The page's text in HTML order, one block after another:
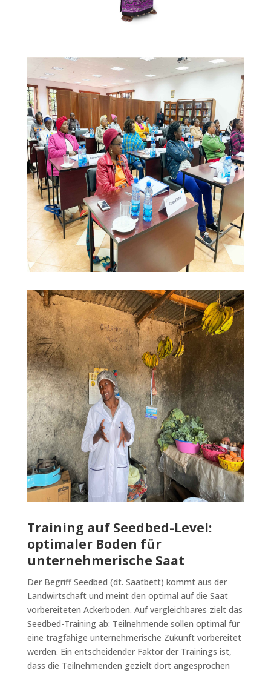
Training auf Seedbed-Level:
optimaler Boden für
unternehmerische Saat
Der Begriff Seedbed (dt. Saatbett) kommt aus der
Landwirtschaft und meint den optimal auf die Saat
vorbereiteten Ackerboden. Auf vergleichbares zielt das
Seedbed-Training ab: Teilnehmende sollen optimal für
eine tragfähige unternehmerische Zukunft vorbereitet
werden. Ein entscheidender Faktor der Trainings ist,
dass die Teilnehmenden gezielt dort angesprochen